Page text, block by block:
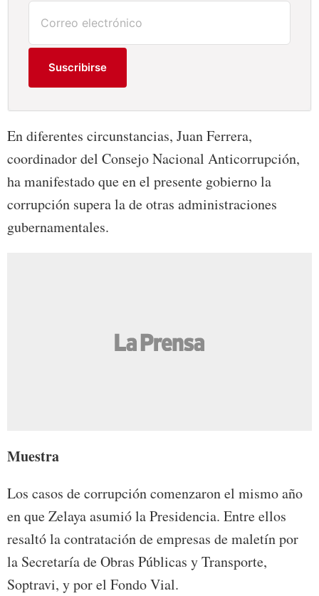
Suscribirse
En diferentes circunstancias, Juan Ferrera,
coordinador del Consejo Nacional Anticorrupción,
ha manifestado que en el presente gobierno la
corrupción supera la de otras administraciones
gubernamentales.
Muestra
Los casos de corrupción comenzaron el mismo año
en que Zelaya asumió la Presidencia. Entre ellos
resaltó la contratación de empresas de maletín por
la Secretaría de Obras Públicas y Transporte,
Soptravi, y por el Fondo Vial.